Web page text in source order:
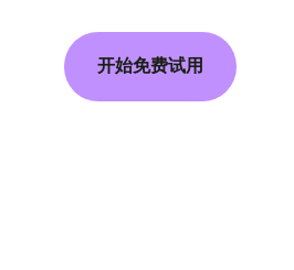
开始免费试用